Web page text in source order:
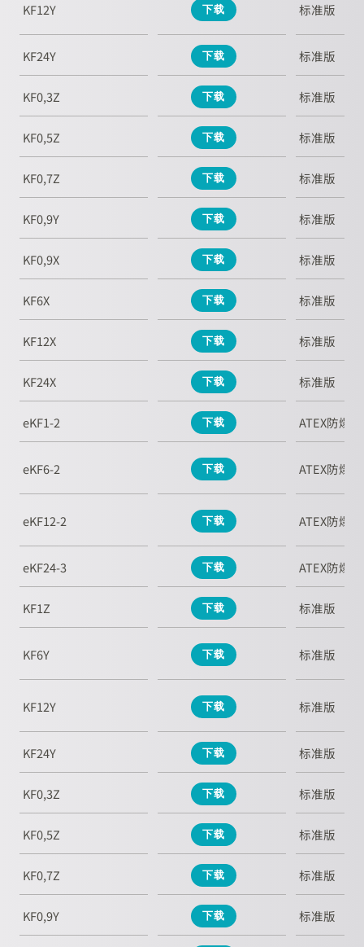
KF12Y 下载 标准版
KF24Y 下载 标准版
KF0,3Z 下载 标准版
KF0,5Z 下载 标准版
KF0,7Z 下载 标准版
KF0,9Y 下载 标准版
KF0,9X 下载 标准版
KF6X 下载 标准版
KF12X 下载 标准版
KF24X 下载 标准版
eKF1-2 下载 ATEX防爆版
eKF6-2 下载 ATEX防爆版
eKF12-2 下载 ATEX防爆版
eKF24-3 下载 ATEX防爆版
KF1Z 下载 标准版
KF6Y 下载 标准版
KF12Y 下载 标准版
KF24Y 下载 标准版
KF0,3Z 下载 标准版
KF0,5Z 下载 标准版
KF0,7Z 下载 标准版
KF0,9Y 下载 标准版